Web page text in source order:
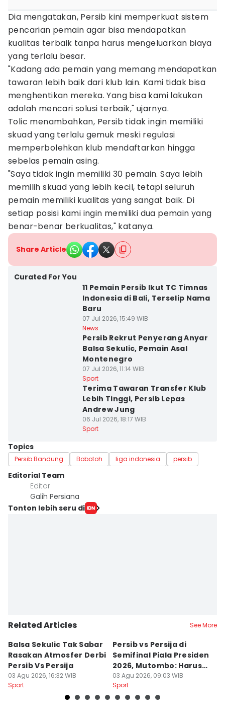
Dia mengatakan, Persib kini memperkuat sistem
pencarian pemain agar bisa mendapatkan
kualitas terbaik tanpa harus mengeluarkan biaya
yang terlalu besar.
"Kadang ada pemain yang memang mendapatkan
tawaran lebih baik dari klub lain. Kami tidak bisa
menghentikan mereka. Yang bisa kami lakukan
adalah mencari solusi terbaik," ujarnya.
Tolic menambahkan, Persib tidak ingin memiliki
skuad yang terlalu gemuk meski regulasi
memperbolehkan klub mendaftarkan hingga
sebelas pemain asing.
"Saya tidak ingin memiliki 30 pemain. Saya lebih
memilih skuad yang lebih kecil, tetapi seluruh
pemain memiliki kualitas yang sangat baik. Di
setiap posisi kami ingin memiliki dua pemain yang
benar-benar berkualitas," katanya.
Share Article
Curated For You
11 Pemain Persib Ikut TC Timnas
Indonesia di Bali, Terselip Nama
Baru
07 Jul 2026, 15:49 WIB
News
Persib Rekrut Penyerang Anyar
Balsa Sekulic, Pemain Asal
Montenegro
07 Jul 2026, 11:14 WIB
Sport
Terima Tawaran Transfer Klub
Lebih Tinggi, Persib Lepas
Andrew Jung
06 Jul 2026, 18:17 WIB
Sport
Topics
Persib Bandung Bobotoh liga indonesia persib
Editorial Team
Editor
Galih Persiana
Tonton lebih seru di
Related Articles See More
Balsa Sekulic Tak Sabar
Rasakan Atmosfer Derbi
Persib Vs Persija
03 Agu 2026, 16:32 WIB
Sport
Persib vs Persija di
Semifinal Piala Presiden
2026, Mutombo: Harus
Menang
03 Agu 2026, 09:03 WIB
Sport